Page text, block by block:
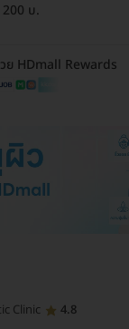
บ.
ย HDmall Rewards
Clinic 4.8